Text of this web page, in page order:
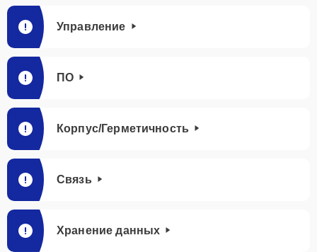
Управление
ПО
Корпус/Герметичность
Связь
Хранение данных